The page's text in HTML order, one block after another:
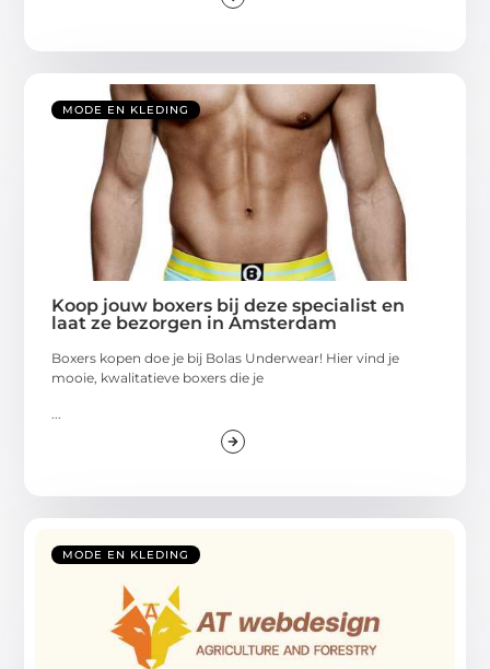
MODE EN KLEDING
Koop jouw boxers bij deze specialist en
laat ze bezorgen in Amsterdam
Boxers kopen doe je bij Bolas Underwear! Hier vind je
mooie, kwalitatieve boxers die je
MODE EN KLEDING